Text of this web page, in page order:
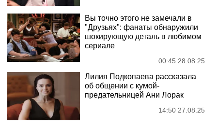
Вы точно этого не замечали в
"Друзьях": фанаты обнаружили
шокирующую деталь в любимом
сериале
00:45 28.08.25
Лилия Подкопаева рассказала
об общении с кумой-
предательницей Ани Лорак
14:50 27.08.25